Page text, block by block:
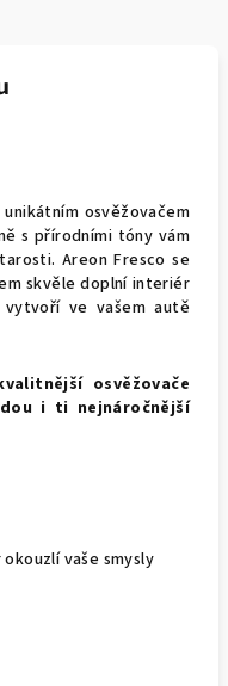
osvěžovačem
s přírodními tóny vám
Areon Fresco se
skvěle doplní interiér
ve vašem autě
osvěžovače
i ti nejnáročnější
okouzlí vaše smysly